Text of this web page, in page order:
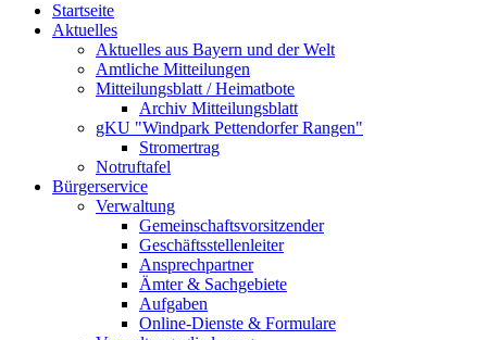
Startseite
Aktuelles
Aktuelles aus Bayern und der Welt
Amtliche Mitteilungen
Mitteilungsblatt / Heimatbote
Archiv Mitteilungsblatt
gKU "Windpark Pettendorfer Rangen"
Stromertrag
Notruftafel
Bürgerservice
Verwaltung
Gemeinschaftsvorsitzender
Geschäftsstellenleiter
Ansprechpartner
Ämter & Sachgebiete
Aufgaben
Online-Dienste & Formulare